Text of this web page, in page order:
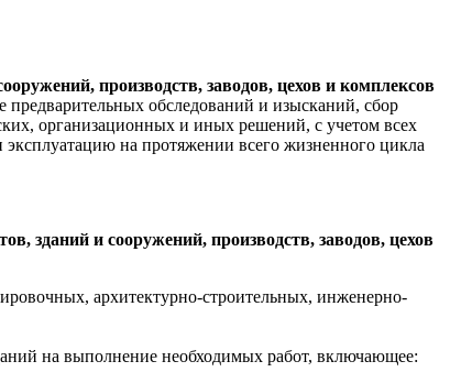
производств, заводов, цехов и комплексов
обследований и изысканий, сбор
организационных и иных решений, с учетом всех
на протяжении всего жизненного цикла
зданий и сооружений, производств, заводов, цехов
архитектурно-строительных, инженерно-
на выполнение необходимых работ, включающее: